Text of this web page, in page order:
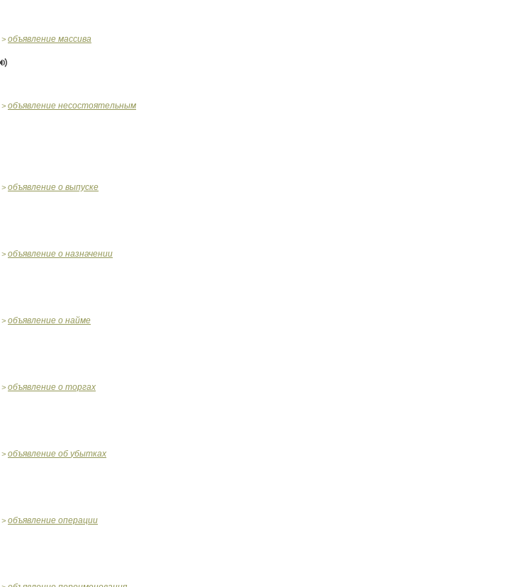
> объявление массива
> объявление несостоятельным
> объявление о выпуске
> объявление о назначении
> объявление о найме
> объявление о торгах
> объявление об убытках
> объявление операции